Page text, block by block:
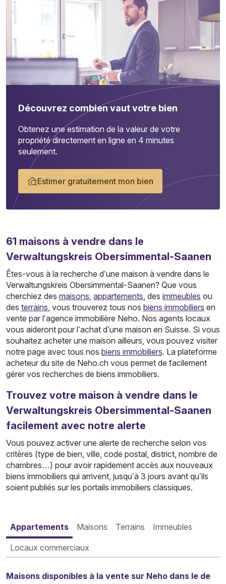
Découvrez combien vaut votre bien
Obtenez une estimation de la valeur de votre
propriété directement en ligne en 4 minutes
seulement.
Estimer gratuitement mon bien
61 maisons à vendre dans le
Verwaltungskreis Obersimmental-Saanen
Êtes-vous à la recherche d’une maison à vendre dans le
Verwaltungskreis Obersimmental-Saanen? Que vous
cherchiez des maisons, appartements, des immeubles ou
des terrains, vous trouverez tous nos biens immobiliers en
vente par l’agence immobilière Neho. Nos agents locaux
vous aideront pour l’achat d’une maison en Suisse. Si vous
souhaitez acheter une maison ailleurs, vous pouvez visiter
notre page avec tous nos biens immobiliers. La plateforme
acheteur du site de Neho.ch vous permet de facilement
gérer vos recherches de biens immobiliers.
Trouvez votre maison à vendre dans le
Verwaltungskreis Obersimmental-Saanen
facilement avec notre alerte
Vous pouvez activer une alerte de recherche selon vos
critères (type de bien, ville, code postal, district, nombre de
chambres…) pour avoir rapidement accès aux nouveaux
biens immobiliers qui arrivent, jusqu’à 3 jours avant qu’ils
soient publiés sur les portails immobiliers classiques.
Appartements Maisons Terrains Immeubles
Locaux commerciaux
Maisons disponibles à la vente sur Neho dans le de